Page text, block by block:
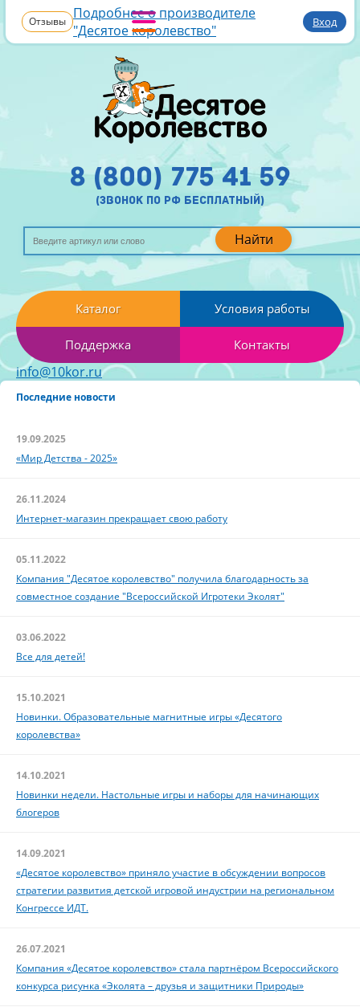
Отзывы Подробнее о производителе
"Десятое королевство"
Вход
Найти
8 (800) 775 41 59
(звонок по рф бесплатный)
Каталог Условия работы
Поддержка Контакты
info@10kor.ru
Последние новости
19.09.2025
«Мир Детства - 2025»
26.11.2024
Интернет-магазин прекращает свою работу
05.11.2022
Компания "Десятое королевство" получила благодарность за
совместное создание "Всероссийской Игротеки Эколят"
03.06.2022
Все для детей!
15.10.2021
Новинки. Образовательные магнитные игры «Десятого
королевства»
14.10.2021
Новинки недели. Настольные игры и наборы для начинающих
блогеров
14.09.2021
«Десятое королевство» приняло участие в обсуждении вопросов
стратегии развития детской игровой индустрии на региональном
Конгрессе ИДТ.
26.07.2021
Компания «Десятое королевство» стала партнёром Всероссийского
конкурса рисунка «Эколята – друзья и защитники Природы»